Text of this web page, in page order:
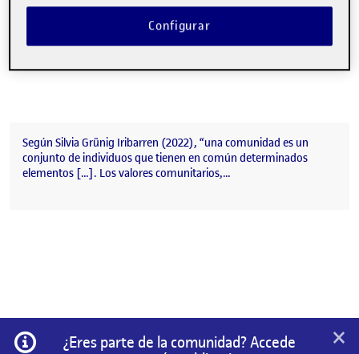
Según Silvia Grünig Iribarren (2022), “una comunidad es un
conjunto de individuos que tienen en común determinados
elementos […]. Los valores comunitarios,…
Información
¿Eres parte de la comunidad? Accede
×
Configurar